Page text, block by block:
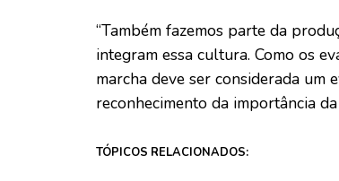
“Também fazemos parte da
integram essa cultura. Como os
marcha deve ser considerada um
reconhecimento da importância
TÓPICOS RELACIONADOS: